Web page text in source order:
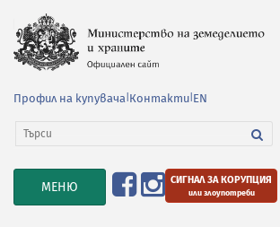
Профил на купувача Контакти EN
TOGGLE
NAVIGATION
МЕНЮ СИГНАЛ ЗА КОРУПЦИЯ
или злоупотреби